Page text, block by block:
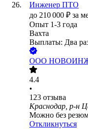
Инженер ПТО
до 210 000 ₽ за
Опыт 1-3 года
Вахта
Выплаты: Два
ООО
4.4
•
123 отзыва
Краснодар, р-н
Можно без
Откликнуться